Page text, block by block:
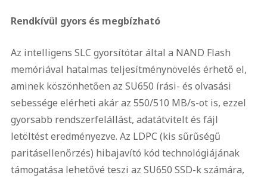
Rendkívül gyors és megbízható
Az intelligens SLC gyorsítótar által a NAND Flash
memóriával hatalmas teljesítménynövelés érhető el,
aminek köszönhetően az SU650 írási- és olvasási
sebessége elérheti akár az 550/510 MB/s-ot is, ezzel
gyorsabb rendszerfelállást, adatátvitelt és fájl
letöltést eredményezve. Az LDPC (kis sűrűségű
paritásellenőrzés) hibajavító kód technológiájának
támogatása lehetővé teszi az SU650 SSD-k számára,